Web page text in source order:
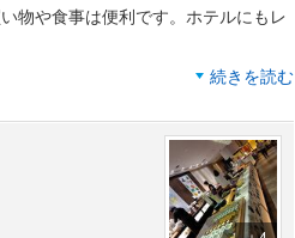
物や食事は便利です。ホテルにもレ
す。滞在感はよく、駅前にバスター
続きを読む